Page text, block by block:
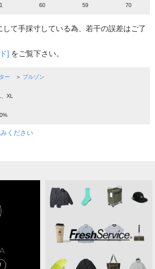
60 59 70
て手採寸している為、若干の誤差はご了
] をご覧下さい。
ー ＞ ブルゾン
XL
ください